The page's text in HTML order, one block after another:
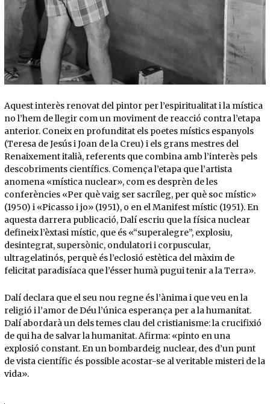
Aquest interès renovat del pintor per l’espiritualitat i la mística
no l’hem de llegir com un moviment de reacció contra l’etapa
anterior. Coneix en profunditat els poetes místics espanyols
(Teresa de Jesús i Joan de la Creu) i els grans mestres del
Renaixement italià, referents que combina amb l’interès pels
descobriments científics. Comença l’etapa que l’artista
anomena «mística nuclear», com es desprèn de les
conferències «Per què vaig ser sacríleg, per què soc místic»
(1950) i «Picasso i jo» (1951), o en el Manifest místic (1951). En
aquesta darrera publicació, Dalí escriu que la física nuclear
defineix l’èxtasi místic, que és «“superalegre”, explosiu,
desintegrat, supersònic, ondulatori i corpuscular,
ultragelatinós, perquè és l’eclosió estètica del màxim de
felicitat paradisíaca que l’ésser humà pugui tenir a la Terra».
Dalí declara que el seu nou regne és l’ànima i que veu en la
religió i l’amor de Déu l’única esperança per a la humanitat.
Dalí abordarà un dels temes clau del cristianisme: la crucifixió
de qui ha de salvar la humanitat. Afirma: «pinto en una
explosió constant. En un bombardeig nuclear, des d’un punt
de vista científic és possible acostar-se al veritable misteri de la
vida».